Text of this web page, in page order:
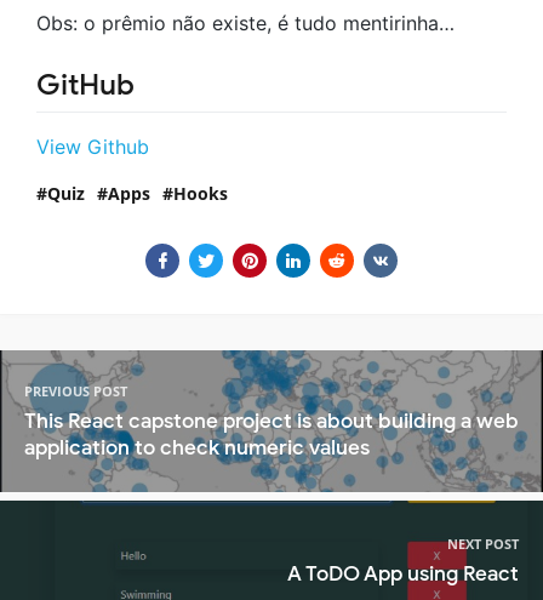
Obs: o prêmio não existe, é tudo mentirinha…
GitHub
View Github
Quiz Apps Hooks
PREVIOUS POST
This React capstone project is about building a web
application to check numeric values
NEXT POST
A ToDO App using React